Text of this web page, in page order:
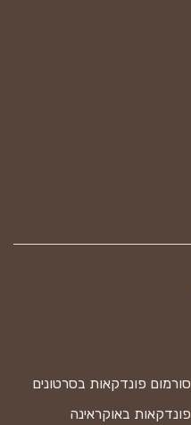
סורמום פונדקאות בסרטונים
פונדקאות באוקראינה